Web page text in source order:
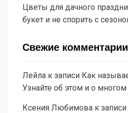
Цветы для дачного
букет и не спорить с
Свежие комментарии
Лейла к записи Как
Узнайте об этом и о
Ксения Любимова к записи